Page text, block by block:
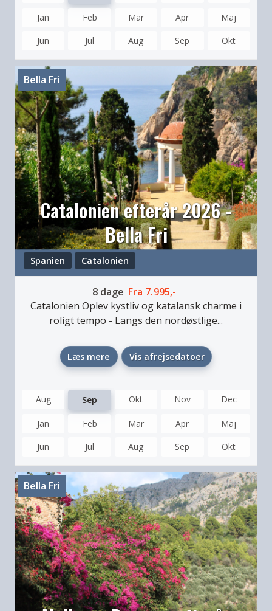
Jan Feb Mar Apr
Maj
Jun
Jul Aug Sep Okt
Bella Fri
Catalonien efterår 2026 -
Bella Fri
Spanien Catalonien
8 dage Fra 7.995,-
Catalonien Oplev kystliv og katalansk charme i
roligt tempo - Langs den nordøstlige...
Læs mere Vis afrejsedatoer
Aug Sep Okt Nov Dec
Jan Feb Mar Apr
Maj
Jun
Jul Aug Sep Okt
Bella Fri